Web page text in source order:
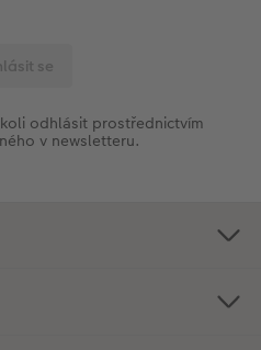
odhlásit prostřednictvím
v newsletteru.